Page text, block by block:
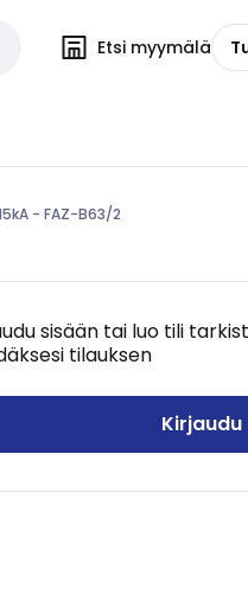
Etsi myymälä
- FAZ-B63/2
sisään tai luo tili
tilauksen
Kirjaudu